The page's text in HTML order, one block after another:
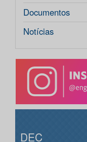
Documentos
Notícias
DEC